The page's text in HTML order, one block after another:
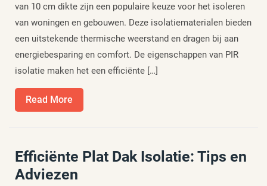
van 10 cm dikte zijn een populaire keuze voor het isoleren
van woningen en gebouwen. Deze isolatiematerialen bieden
een uitstekende thermische weerstand en dragen bij aan
energiebesparing en comfort. De eigenschappen van PIR
isolatie maken het een efficiënte […]
Read More
More
Efficiënte Plat Dak Isolatie: Tips en
Adviezen